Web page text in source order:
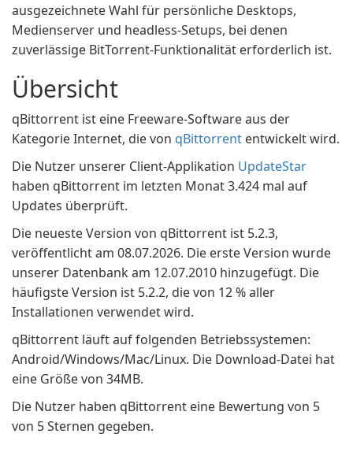
ausgezeichnete Wahl für persönliche Desktops,
Medienserver und headless-Setups, bei denen
zuverlässige BitTorrent-Funktionalität erforderlich ist.
Übersicht
qBittorrent ist eine Freeware-Software aus der
Kategorie Internet, die von qBittorrent entwickelt wird.
Die Nutzer unserer Client-Applikation UpdateStar
haben qBittorrent im letzten Monat 3.424 mal auf
Updates überprüft.
Die neueste Version von qBittorrent ist 5.2.3,
veröffentlicht am 08.07.2026. Die erste Version wurde
unserer Datenbank am 12.07.2010 hinzugefügt. Die
häufigste Version ist 5.2.2, die von 12 % aller
Installationen verwendet wird.
qBittorrent läuft auf folgenden Betriebssystemen:
Android/Windows/Mac/Linux. Die Download-Datei hat
eine Größe von 34MB.
Die Nutzer haben qBittorrent eine Bewertung von 5
von 5 Sternen gegeben.